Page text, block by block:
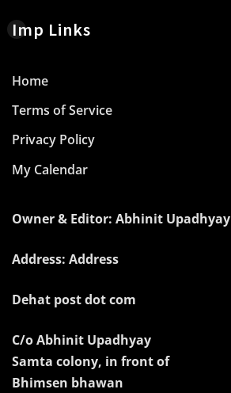
Imp Links
Home
Terms of Service
Privacy Policy
My Calendar
Owner & Editor: Abhinit Upadhyay
Address: Address
Dehat post dot com
C/o Abhinit Upadhyay
Samta colony, in front of
Bhimsen bhawan